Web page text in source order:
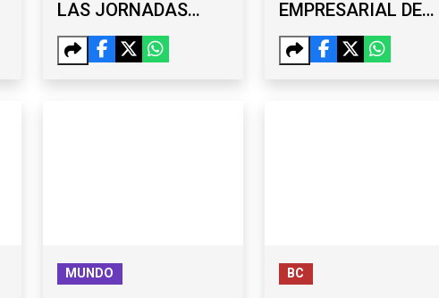
LAS JORNADAS
LABORALES DE 40
HORAS?
EMPRESARIAL DE
TIDI POSEY CON
DISTINTIVO ACORDE
MUNDO BC